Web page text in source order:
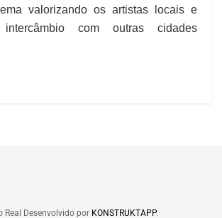
valorizando os artistas locais e
intercâmbio com outras cidades
Desenvolvido por KONSTRUKTAPP.